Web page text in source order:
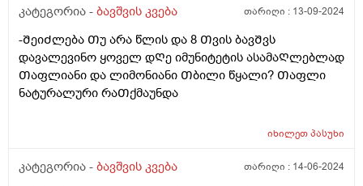
განმავლობაში ჭამს ლუკმა-ლუკმა, პურს ნამცეც-
და საკვებისთვის მიყოლება ვერ ვასწავლე. უმეტესად
არც არაფერს აყოლებს პურს და არც დამანაყრებელ
საჭმელს ჭამს, მოშივდება, მივა სალათის ფოთლებს
ჭამს, მერე კიდევ მოშივდება, ახლა ბულგარულ
მირჩიეთ რამე, ან მითხარით ეს ნორმაა? დატანჯული
სამზარეულოდან ვერ გამოვდივარ მთელი დღე.
კატეგორია - ბავშვის კვება თარიღი : 13-09-2024
-ᲨეიᲫლება Თუ არა წლის და 8 Თვის ბავᲨვს
დავალევინო ყოველ დᲦე იმუნიტეტის ასამაᲦლებლად
Თაფლიანი და ლიმონიანი Თბილი წყალი? Თაფლი
ნატურალური რაᲗქმაუნდა
იხილეთპასუხი
კატეგორია - ბავშვის კვება თარიღი : 14-06-2024